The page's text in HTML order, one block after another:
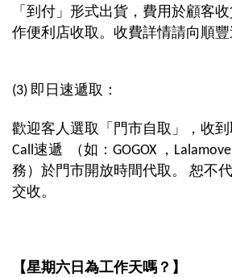
「到付」形式出貨，費用於顧客
作便利店收取。收費詳情請向順豐
(3) 即日 速遞取：
歡迎客人選取「 門市自取 」， 收
Call速遞
（如：GOGOX ，
務）於門市開放時間代取。
恕不
交收。
【星期六日為工作天嗎？】